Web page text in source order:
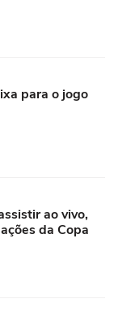
para o jogo
ao vivo,
da Copa